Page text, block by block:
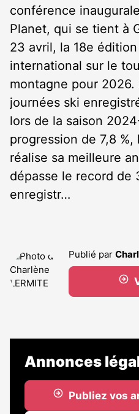
conférence
Planet, qui se tient à
23 avril, la 18e
international sur le
montagne pour
journées ski
lors de la saison
progression de 7,8 %,
réalise sa meilleure
dépasse le record de
enregistr…
Publié par
Annonces
Publiez vos